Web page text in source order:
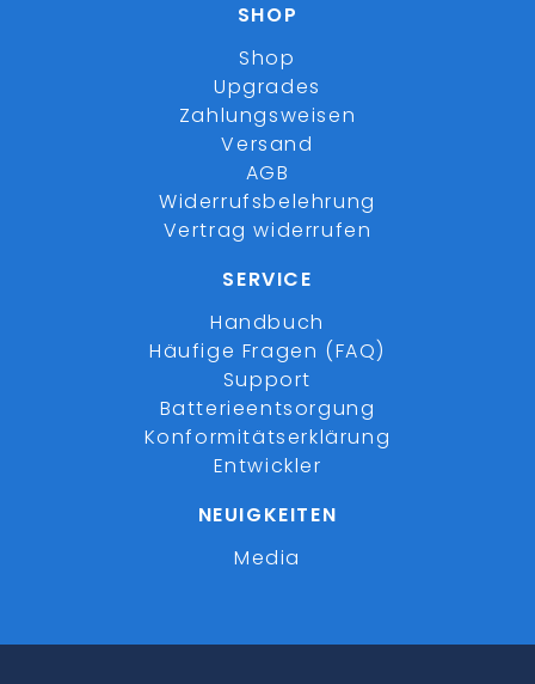
SHOP
Shop
Upgrades
Zahlungsweisen
Versand
AGB
Widerrufsbelehrung
Vertrag widerrufen
SERVICE
Handbuch
Häufige Fragen (FAQ)
Support
Batterieentsorgung
Konformitätserklärung
Entwickler
NEUIGKEITEN
Media